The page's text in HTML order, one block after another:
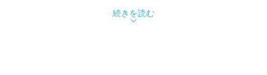
SNOWSの世界観を体感しながらお買い物が楽しめます。
続きを読む